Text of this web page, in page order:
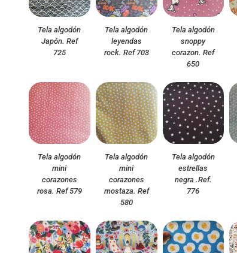
Tela algodón
Japón. Ref
725
Tela algodón
leyendas
rock. Ref 703
Tela algodón
snoppy
corazon. Ref
650
Tela algodón
mini
corazones
rosa. Ref 579
Tela algodón
mini
corazones
mostaza. Ref
580
Tela algodón
estrellas
negra .Ref.
776